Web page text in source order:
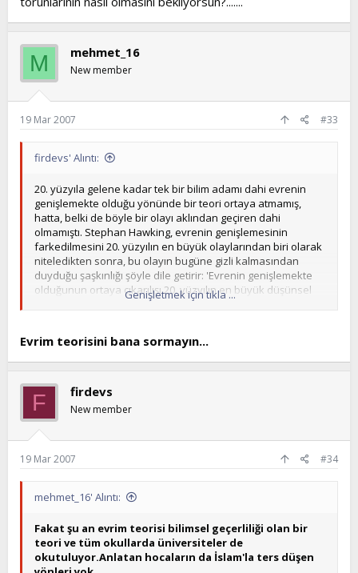
M mehmet_16
New member
19 Mar 2007 #33
firdevs' Alıntı:
20. yüzyıla gelene kadar tek bir bilim adamı dahi evrenin
genişlemekte olduğu yönünde bir teori ortaya atmamış,
hatta, belki de böyle bir olayı aklından geçiren dahi
olmamıştı. Stephan Hawking, evrenin genişlemesinin
farkedilmesini 20. yüzyılın en büyük olaylarından biri olarak
niteledikten sonra, bu olayın bugüne gizli kalmasından
duyduğu şaşkınlığı şöyle dile getirir: 'Evrenin genişlemekte
olduğunun ortaya çıkarılışı 20. yüzyılın en büyük düşünsel
devrimlerinden biridir. Bu günden geçmişe bakıldığında
Oysa Allah’ın, 600’lü yıllarda vahyettiği kitabında, Allah'ın
Konuyla ilgili ayet şöyle demektedir:
"Biz göğü 'büyük bir kudretle' bina ettik ve şüphesiz. Biz,
(onu) genişleticiyiz." (Zariyat Suresi, 47)
hadislere delil istiyorsun. Oysa şu an savunduğun evrim
teorisinin kurucusu olan darvin bile bu teoriyi savunmaktan
aciz. teoriyi çürüten birçok delil var. Bu nasıl bir tezatlıktır
Genişletmek için tıkla ...
Evrim teorisini bana sormayın...
F firdevs
New member
19 Mar 2007 #34
mehmet_16' Alıntı:
Fakat şu an evrim teorisi bilimsel geçerliliği olan bir
teori ve tüm okullarda üniversiteler de
okutuluyor.Anlatan hocaların da İslam'la ters düşen